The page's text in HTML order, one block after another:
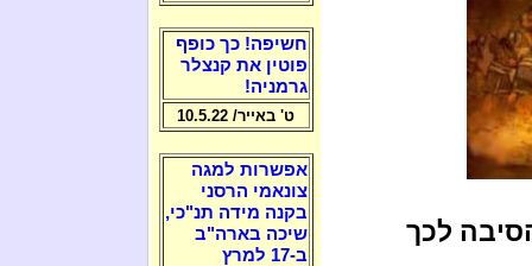
לכך
חשיפה! כך כופף
פוטין את קנצלר
גרמניה!
ט' באייר/ 10.5.22
אפשרות למגה
צונאמי הרסני
בקנה מידה תנ"כי,
שיכה בארה"ב
ב-17 למרץ